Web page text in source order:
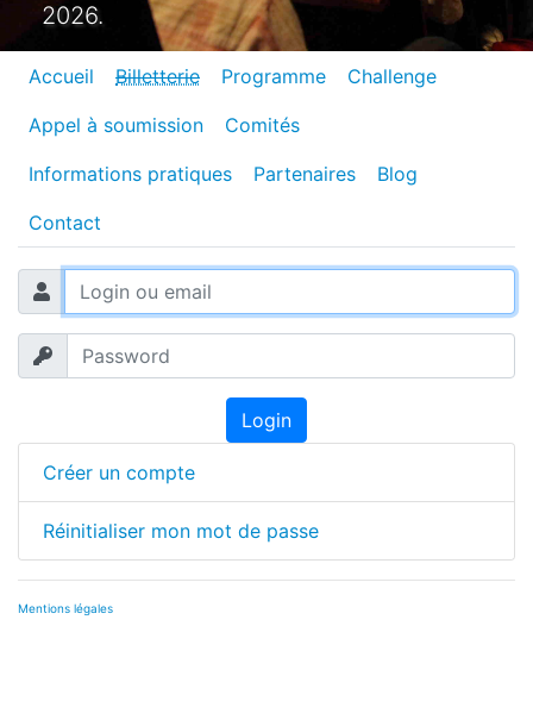
2026.
Accueil Billetterie Programme Challenge
Appel à soumission Comités
Informations pratiques Partenaires Blog
Contact
Login
Créer un compte
Réinitialiser mon mot de passe
Mentions légales